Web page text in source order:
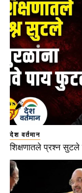
देश वर्तमान
शिक्षणातले प्रश्न